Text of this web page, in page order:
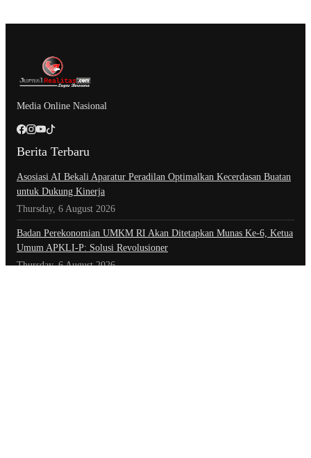
Media Online Nasional
Berita Terbaru
Asosiasi AI Bekali Aparatur Peradilan Optimalkan Kecerdasan Buatan
untuk Dukung Kinerja
Thursday, 6 August 2026
Badan Perekonomian UMKM RI Akan Ditetapkan Munas Ke-6, Ketua
Umum APKLI-P: Solusi Revolusioner
Thursday, 6 August 2026